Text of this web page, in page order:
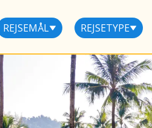
REJSEMÅL REJSETYPE